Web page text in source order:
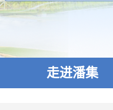
走进潘集